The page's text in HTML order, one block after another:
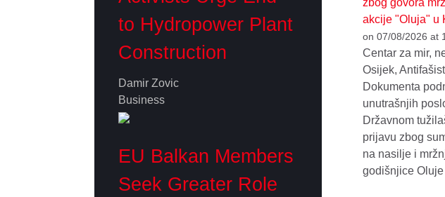
to Hydropower Plant
Construction
Damir Zovic
Business
EU Balkan Members
Seek Greater Role
zbog govora
akcije "Oluja" u
on 07/08/2026 at
Centar za mir,
Osijek,
Dokumenta
unutrašnjih
Državnom
prijavu zbog
na nasilje i
godišnjice